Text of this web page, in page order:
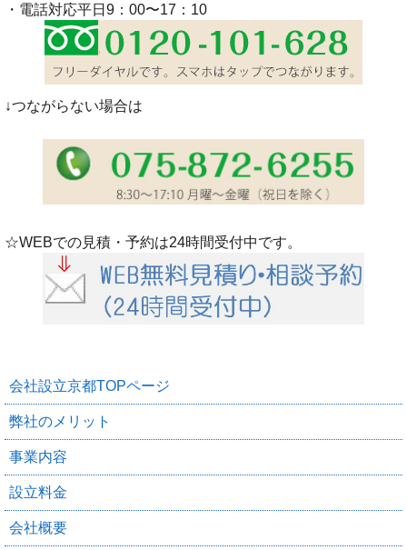
・電話対応平日9：00〜17：10
↓つながらない場合は
☆WEBでの見積・予約は24時間受付中です。
会社設立京都TOPページ
弊社のメリット
事業内容
設立料金
会社概要